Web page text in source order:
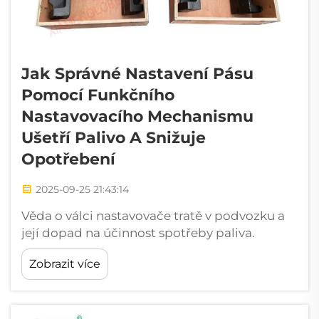
Jak Správné Nastavení Pásu
Pomocí Funkčního
Nastavovacího Mechanismu
Ušetří Palivo A Snižuje
Opotřebení
2025-09-25 21:43:14
Věda o válci nastavovače tratě v podvozku a
její dopad na účinnost spotřeby paliva.
Porozumění vztahu mezi napětím tratě a
spotřebou paliva. Správně nastavené napětí
tratě snižuje valivý odpor, díky čemuž mohou
Zobrazit více